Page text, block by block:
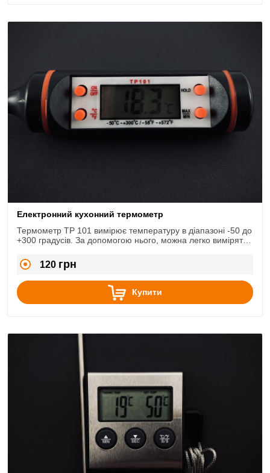
Електронний кухонний термометр
Термометр ТР 101 вимірює температуру в діапазоні -50 до
+300 градусів. За допомогою нього, можна легко виміряти
120 грн
Купити